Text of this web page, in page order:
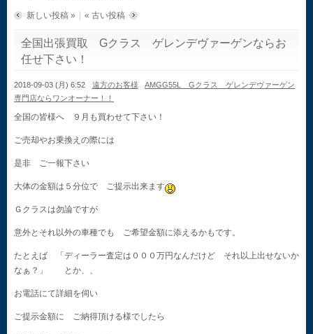
新しい投稿 » « 古い投稿
全国出張買取 Gクラス ゲレンデヴァーゲンならお
任せ下さい！
2018-09-03 (月) 6:52 遠方のお客様
AMGG55L Gクラス ゲレンデヴァーゲン
専門店ならワンオーナー！！
全国の皆様へ ９月も買わせて下さい！
ご売却やお乗換えの際には
是非 ご一報下さい
大体の金額は５分位で ご提示出来ます
Ｇクラスは勿論ですが
意外とそれ以外の車種でも ご希望金額に添えるかもです。
たとえば 「ディーラー査定は０００万円なんだけど それ以上出せないか
なぁ？」 とか、、
お電話にて詳細を伺い
ご提示金額に ご納得頂ける様でしたら